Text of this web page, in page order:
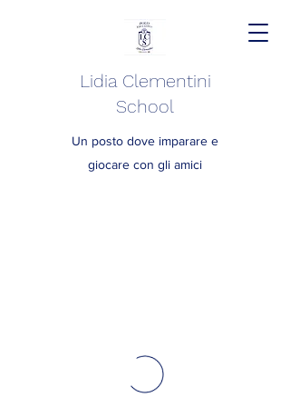
Lidia Clementini
School
Un posto dove imparare e
giocare con gli amici